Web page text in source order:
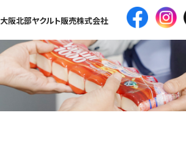
大阪北部ヤクルト販売株式会社